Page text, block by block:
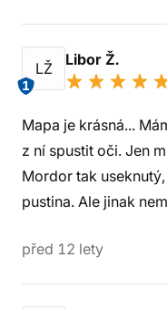
LŽ
1
Libor Ž.
Mapa je krásná...
z ní spustit oči. Jen
Mordor tak
pustina. Ale jinak
před 12 lety